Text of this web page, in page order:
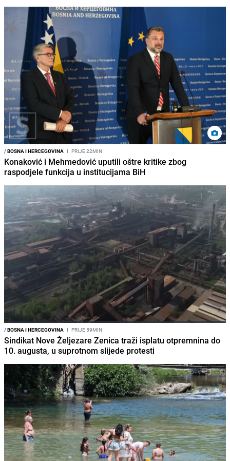
/BOSNA I HERCEGOVINA I PRIJE 22MIN
Konaković i Mehmedović uputili oštre kritike zbog
raspodjele funkcija u institucijama BiH
/BOSNA I HERCEGOVINA I PRIJE 59MIN
Sindikat Nove Željezare Zenica traži isplatu otpremnina do
10. augusta, u suprotnom slijede protesti